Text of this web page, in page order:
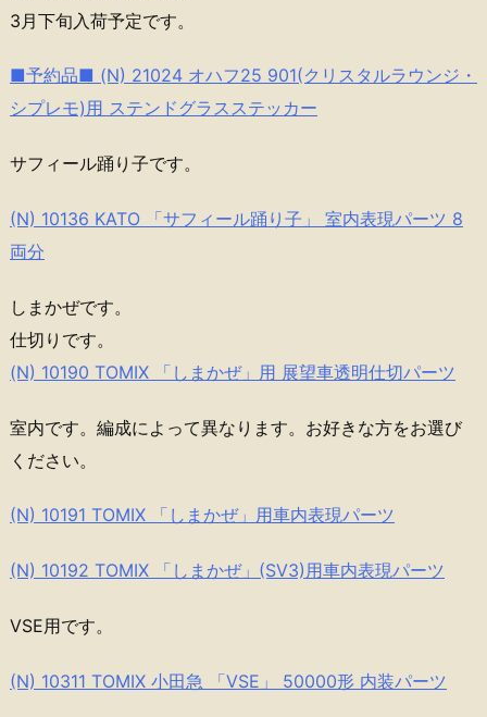
3月下旬入荷予定です。
■予約品■ (N) 21024 オハフ25 901(クリスタルラウンジ・
シプレモ)用 ステンドグラスステッカー
サフィール踊り子です。
(N) 10136 KATO 「サフィール踊り子」 室内表現パーツ 8
両分
しまかぜです。
仕切りです。
(N) 10190 TOMIX 「しまかぜ」用 展望車透明仕切パーツ
室内です。編成によって異なります。お好きな方をお選び
ください。
(N) 10191 TOMIX 「しまかぜ」用車内表現パーツ
(N) 10192 TOMIX 「しまかぜ」(SV3)用車内表現パーツ
VSE用です。
(N) 10311 TOMIX 小田急 「VSE」 50000形 内装パーツ